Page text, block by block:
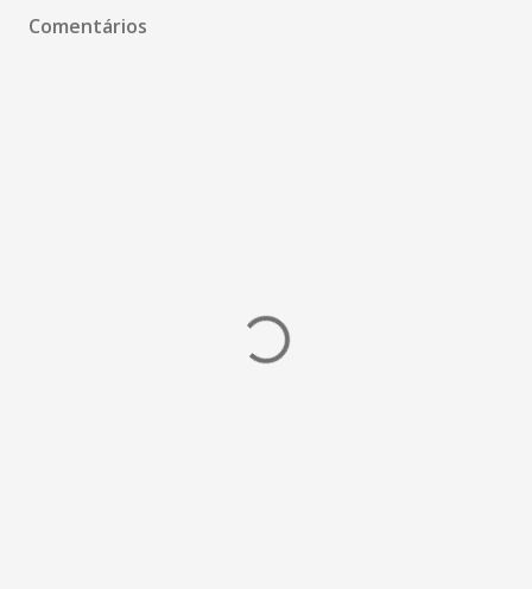
Comentários